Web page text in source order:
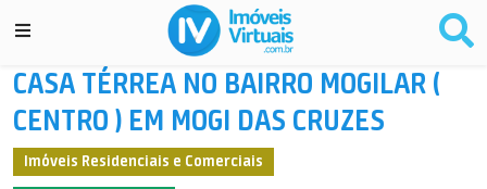
CASA TÉRREA NO BAIRRO MOGILAR (
CENTRO ) EM MOGI DAS CRUZES
Imóveis Residenciais e Comerciais